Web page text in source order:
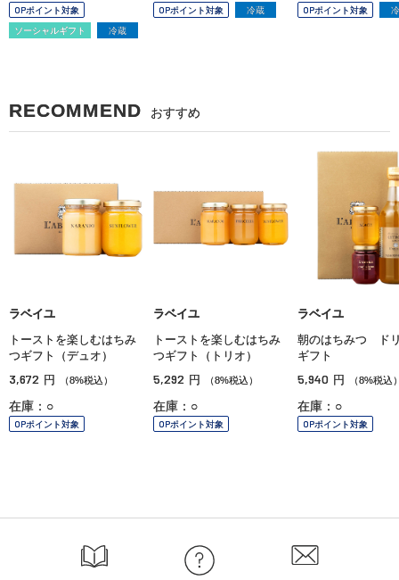
OPポイント対象
ソーシャルギフト
冷蔵
OPポイント対象 冷蔵 OPポイント対象
RECOMMEND おすすめ
ラベイユ
トーストを楽しむはちみ
つギフト（デュオ）
3,672 円 （8%税込）
在庫：○
OPポイント対象
ラベイユ
トーストを楽しむはちみ
つギフト（トリオ）
5,292 円 （8%税込）
在庫：○
OPポイント対象
ラベイユ
朝のはちみつ ド
ギフト
5,940 円 （8%税込
在庫：○
OPポイント対象